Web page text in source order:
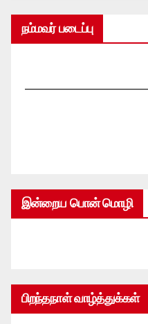
நம்மவர் படைப்பு
இன்றைய பொன் மொழி
பிறந்தநாள் வாழ்த்துக்கள்